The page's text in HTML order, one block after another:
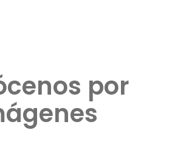
por